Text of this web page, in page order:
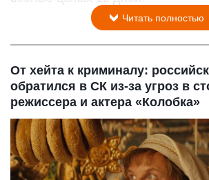
Читать полностью
От хейта к криминалу:
обратился в СК из-за угроз в
режиссера и актера «Колобка»